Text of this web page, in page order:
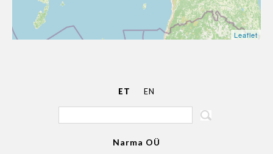
Leaflet
ET EN
Narma OÜ